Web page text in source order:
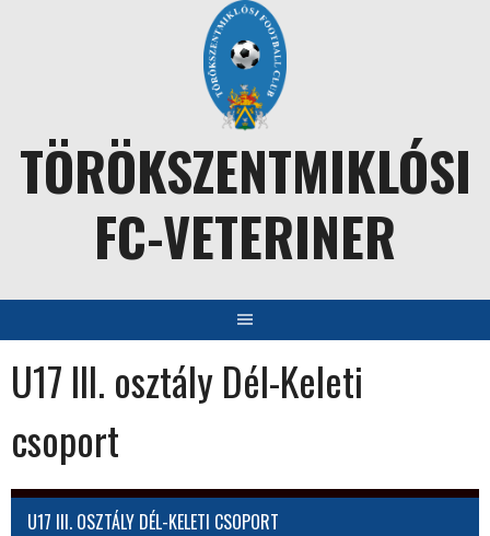
TÖRÖKSZENTMIKLÓSI
FC-VETERINER
U17 III. osztály Dél-Keleti
csoport
U17 III. OSZTÁLY DÉL-KELETI CSOPORT